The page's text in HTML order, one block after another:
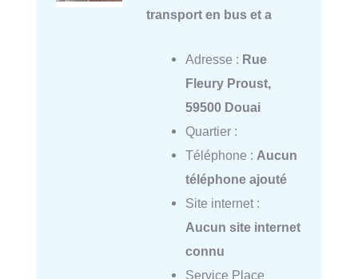
transport en bus et a
Adresse : Rue
Fleury Proust,
59500 Douai
Quartier :
Téléphone : Aucun
téléphone ajouté
Site internet :
Aucun site internet
connu
Service Place